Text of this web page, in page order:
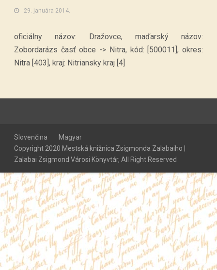
29. januára 2014.
oficiálny názov: Dražovce, maďarský názov:
Zobordarázs časť obce -> Nitra, kód: [500011], okres:
Nitra [403], kraj: Nitriansky kraj [4]
Slovenčina
Magyar
Copyright 2020 Mestská knižnica Zsigmonda Zalabaiho |
Zalabai Zsigmond Városi Könyvtár, All Right Reserved